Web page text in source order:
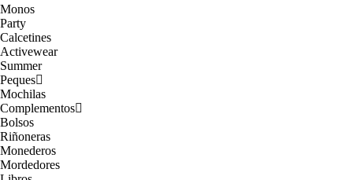
Monos
Party
Calcetines
Activewear
Summer
Peques
Mochilas
Complementos
Bolsos
Riñoneras
Monederos
Mordedores